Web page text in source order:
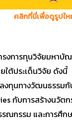
คลิกที่นี่เพื่อดูรูปใ
รงการทุนวิจัยมหา
ใต้ประเด็นวิจัย ดังนี้
นทางวัฒนธรรม
กับการสร้างนวัต
รณกรรม และการศึ